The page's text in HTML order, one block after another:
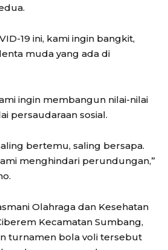
19 ini, kami ingin bangkit,
muda yang ada di
ingin membangun nilai-nilai
persaudaraan sosial.
bertemu, saling bersapa.
menghindari perundungan,”
Olahraga dan Kesehatan
Kecamatan Sumbang,
turnamen bola voli tersebut